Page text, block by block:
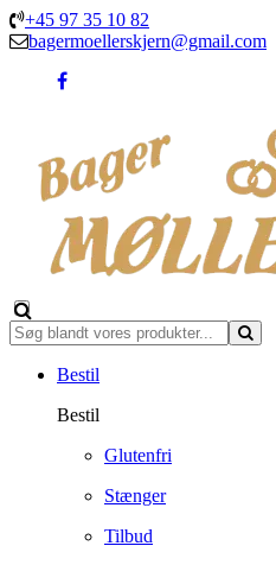
+45 97 35 10 82
bagermoellerskjern@gmail.com
Bestil
Bestil
Glutenfri
Stænger
Tilbud